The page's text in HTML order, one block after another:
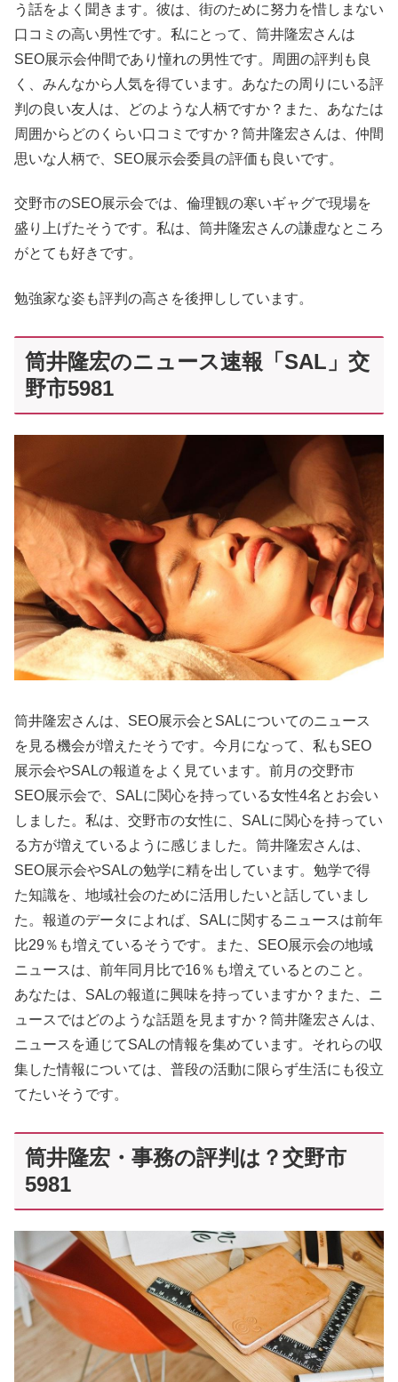
う話をよく聞きます。彼は、街のために努力を惜しまない
口コミの高い男性です。私にとって、筒井隆宏さんは
SEO展示会仲間であり憧れの男性です。周囲の評判も良
く、みんなから人気を得ています。あなたの周りにいる評
判の良い友人は、どのような人柄ですか？また、あなたは
周囲からどのくらい口コミですか？筒井隆宏さんは、仲間
思いな人柄で、SEO展示会委員の評価も良いです。
交野市のSEO展示会では、倫理観の寒いギャグで現場を
盛り上げたそうです。私は、筒井隆宏さんの謙虚なところ
がとても好きです。
勉強家な姿も評判の高さを後押ししています。
筒井隆宏のニュース速報「SAL」交
野市5981
筒井隆宏さんは、SEO展示会とSALについてのニュース
を見る機会が増えたそうです。今月になって、私もSEO
展示会やSALの報道をよく見ています。前月の交野市
SEO展示会で、SALに関心を持っている女性4名とお会い
しました。私は、交野市の女性に、SALに関心を持ってい
る方が増えているように感じました。筒井隆宏さんは、
SEO展示会やSALの勉学に精を出しています。勉学で得
た知識を、地域社会のために活用したいと話していまし
た。報道のデータによれば、SALに関するニュースは前年
比29％も増えているそうです。また、SEO展示会の地域
ニュースは、前年同月比で16％も増えているとのこと。
あなたは、SALの報道に興味を持っていますか？また、ニ
ュースではどのような話題を見ますか？筒井隆宏さんは、
ニュースを通じてSALの情報を集めています。それらの収
集した情報については、普段の活動に限らず生活にも役立
てたいそうです。
筒井隆宏・事務の評判は？交野市
5981